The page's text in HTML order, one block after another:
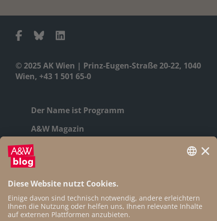
© 2025 AK Wien | Prinz-Eugen-Straße 20-22, 1040
Wien, +43 1 501 65-0
Der Name ist Programm
A&W Magazin
Geschichte
Autor:innen
Newsletter
Open Access